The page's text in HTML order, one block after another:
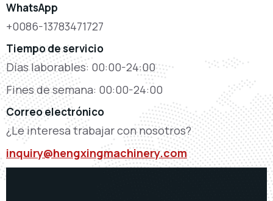
WhatsApp
+0086-13783471727
Tiempo de servicio
Días laborables: 00:00-24:00
Fines de semana: 00:00-24:00
Correo electrónico
¿Le interesa trabajar con nosotros?
inquiry@hengxingmachinery.com